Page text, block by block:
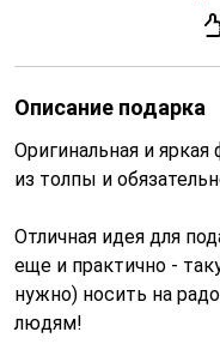
Описание подарка
Оригинальная и
из толпы и
Отличная идея для
еще и практично -
нужно) носить на
людям!